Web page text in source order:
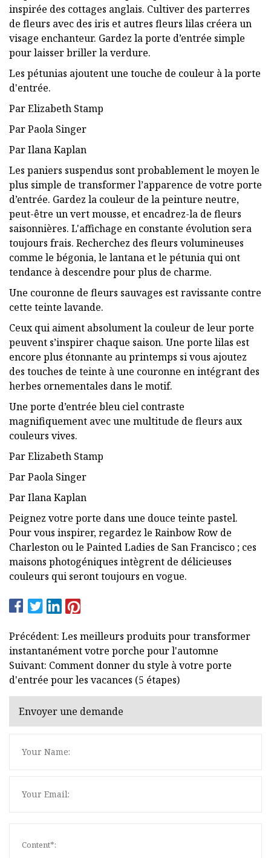
inspirée des cottages anglais. Cultiver des parterres
de fleurs avec des iris et autres fleurs lilas créera un
visage enchanteur. Gardez la porte d’entrée simple
pour laisser briller la verdure.
Les pétunias ajoutent une touche de couleur à la porte
d'entrée.
Par Elizabeth Stamp
Par Paola Singer
Par Ilana Kaplan
Les paniers suspendus sont probablement le moyen le
plus simple de transformer l’apparence de votre porte
d’entrée. Gardez la couleur de la peinture neutre,
peut-être un vert mousse, et encadrez-la de fleurs
saisonnières. L'affichage en constante évolution sera
toujours frais. Recherchez des fleurs volumineuses
comme le bégonia, le lantana et le pétunia qui ont
tendance à descendre pour plus de charme.
Une couronne de fleurs sauvages est ravissante contre
cette teinte lavande.
Ceux qui aiment absolument la couleur de leur porte
peuvent s’inspirer chaque saison. Une porte lilas est
encore plus étonnante au printemps si vous ajoutez
des touches de teinte à une couronne en intégrant des
herbes ornementales dans le motif.
Une porte d’entrée bleu ciel contraste
magnifiquement avec une multitude de fleurs aux
couleurs vives.
Par Elizabeth Stamp
Par Paola Singer
Par Ilana Kaplan
Peignez votre porte dans une douce teinte pastel.
Pour vous inspirer, regardez le Rainbow Row de
Charleston ou le Painted Ladies de San Francisco ; ces
maisons photogéniques intègrent de délicieuses
couleurs qui seront toujours en vogue.
Précédent: Les meilleurs produits pour transformer
instantanément votre porche pour l'automne
Suivant: Comment donner du style à votre porte
d'entrée pour les vacances (5 étapes)
Envoyer une demande